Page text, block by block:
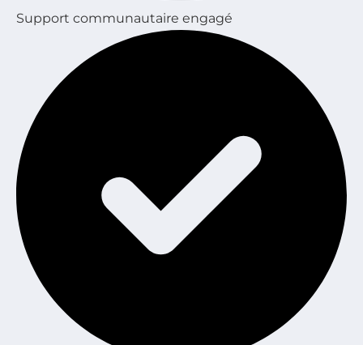
Support communautaire engagé